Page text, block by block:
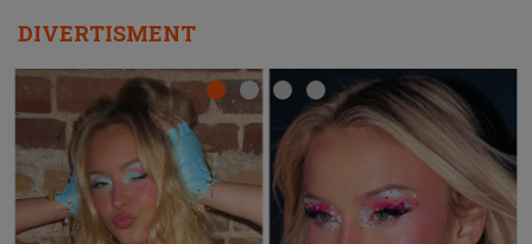
DIVERTISMENT